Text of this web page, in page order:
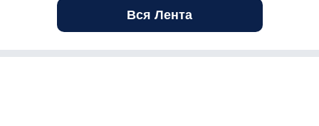
Вся Лента